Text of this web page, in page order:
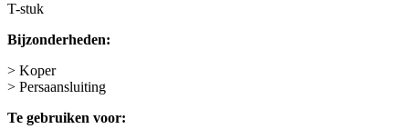
T-stuk
Bijzonderheden:
> Koper
> Persaansluiting
Te gebruiken voor: